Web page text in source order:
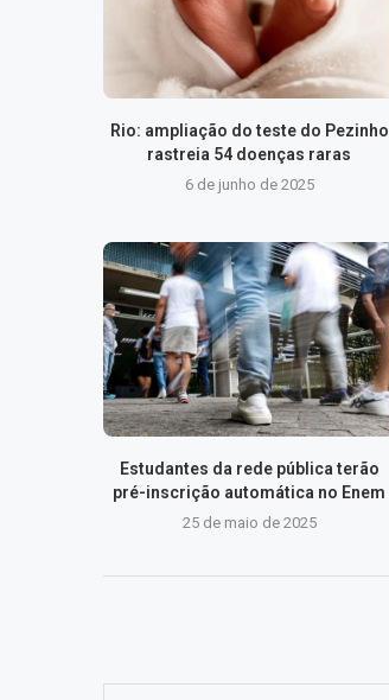
Rio: ampliação do teste do Pezinho
rastreia 54 doenças raras
6 de junho de 2025
Estudantes da rede pública terão
pré-inscrição automática no Enem
25 de maio de 2025